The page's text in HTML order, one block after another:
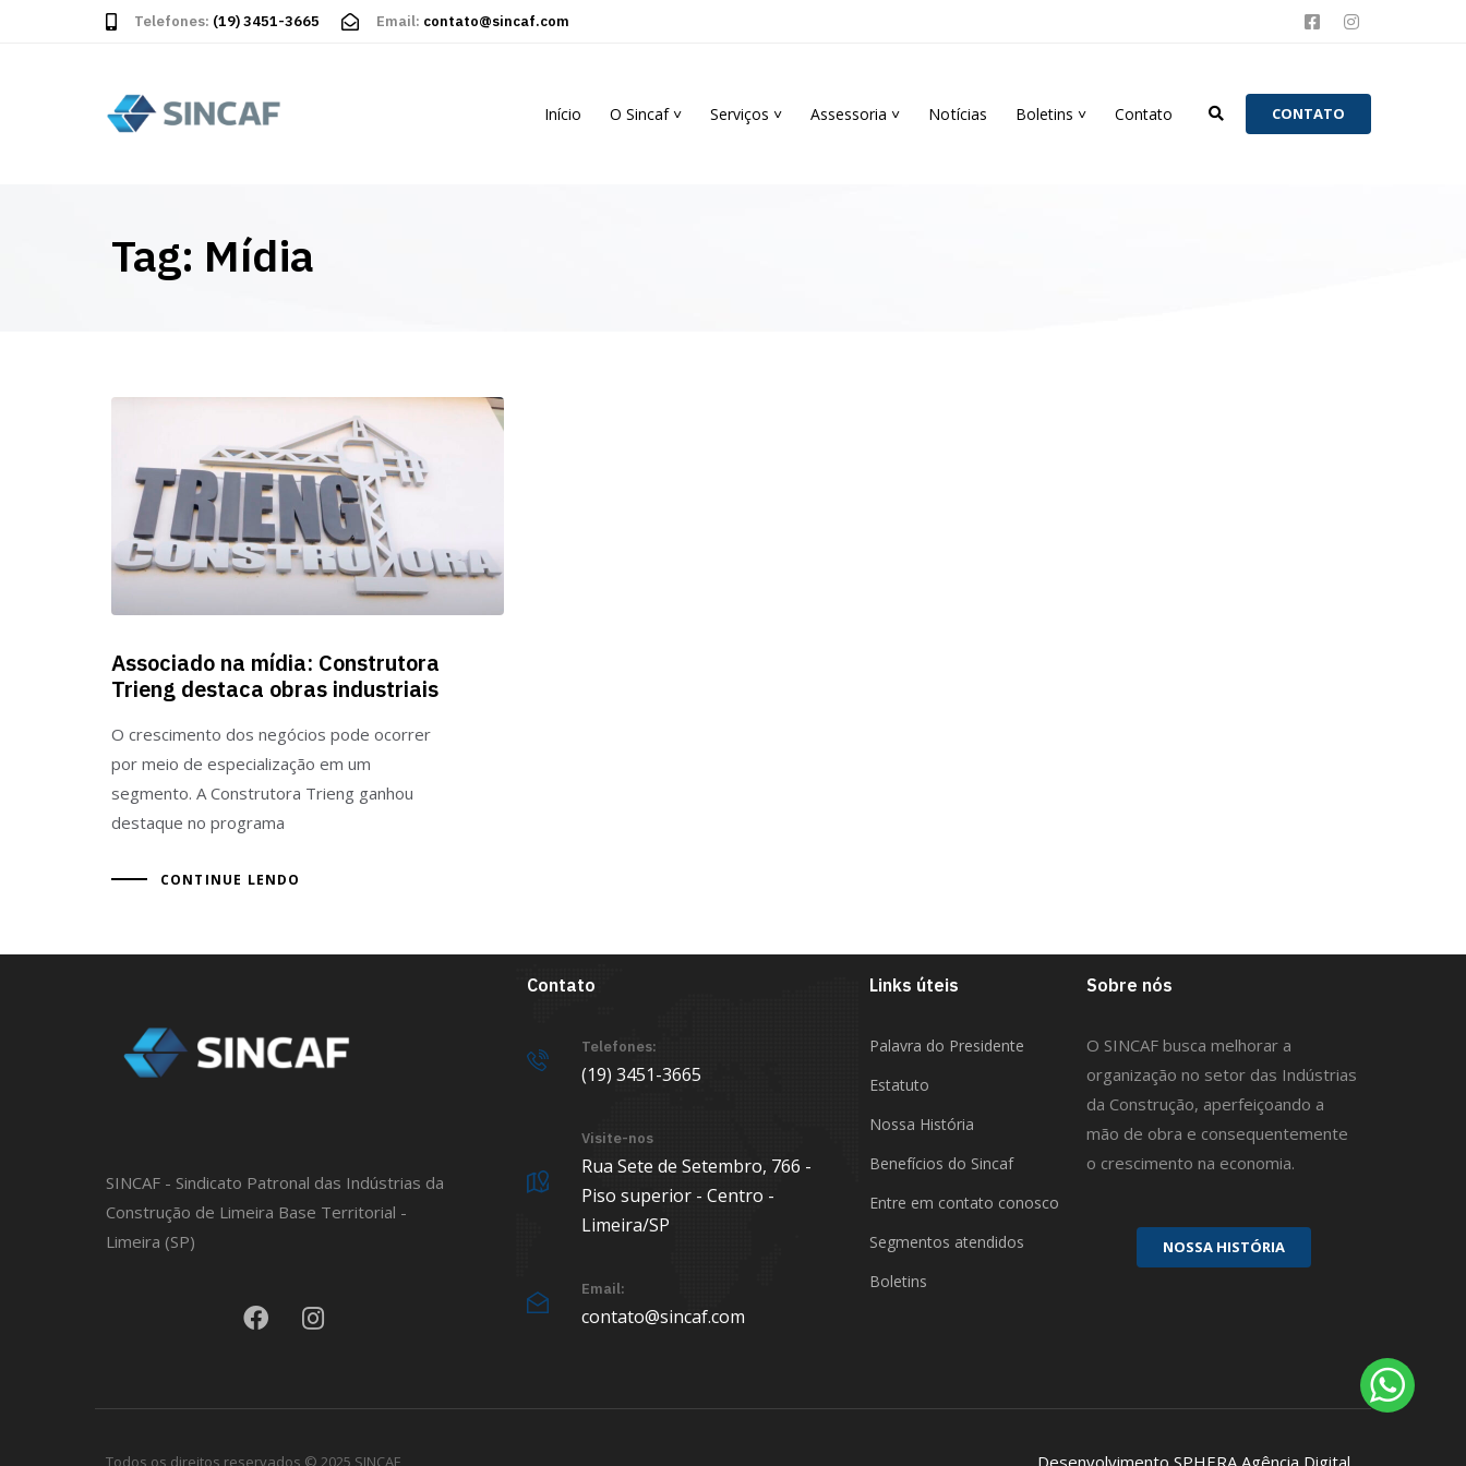
Telefones: (19) 3451-3665 Email: contato@sincaf.com
Início O Sincaf ˅ Serviços ˅ Assessoria ˅ Notícias Boletins ˅ Contato CONTATO
Tag: Mídia
Associado na mídia: Construtora
Trieng destaca obras industriais
O crescimento dos negócios pode ocorrer
por meio de especialização em um
segmento. A Construtora Trieng ganhou
destaque no programa
CONTINUE LENDO
SINCAF - Sindicato Patronal das Indústrias da
Construção de Limeira Base Territorial -
Limeira (SP)
Contato
Telefones:
(19) 3451-3665
Visite-nos
Rua Sete de Setembro, 766 -
Piso superior - Centro -
Limeira/SP
Email:
contato@sincaf.com
Links úteis
Palavra do Presidente
Estatuto
Nossa História
Benefícios do Sincaf
Entre em contato conosco
Segmentos atendidos
Boletins
Sobre nós
O SINCAF busca melhorar a
organização no setor das Indústrias
da Construção, aperfeiçoando a
mão de obra e consequentemente
o crescimento na economia.
NOSSA HISTÓRIA